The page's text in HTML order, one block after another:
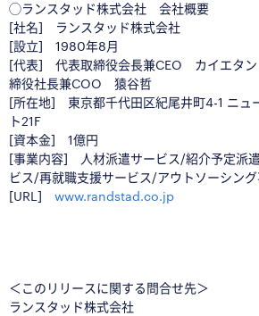
◯ランスタッド株式会社 会社概要
[社名] ランスタッド株式会社
[設立] 1980年8月
[代表] 代表取締役会長兼CEO カイエタ
締役社長兼COO 猿谷哲
[所在地] 東京都千代田区紀尾井町4-1 ニュ
ト21F
[資本金] 1億円
[事業内容] 人材派遣サービス/紹介予定派
ビス/再就職支援サービス/アウトソーシング
[URL] www.randstad.co.jp
＜このリリースに関する問合せ先＞
ランスタッド株式会社